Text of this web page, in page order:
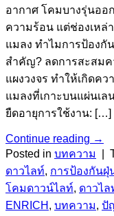
อากาศ โคมบางรุ่นออ
ความร้อน แต่ช่องเหล่
แมลง ทำไมการป้องกั
สำคัญ? ลดการสะสมค
แผงวงจร ทำให้เกิดค
แมลงที่เกาะบนแผ่นเ
ยืดอายุการใช้งาน: […]
Continue reading →
Posted in บทความ
ดาวไลท์, การป้องกันฝุ่
โคมดาวน์ไลท์, ดาวไล
ENRICH , บทความ, ปั